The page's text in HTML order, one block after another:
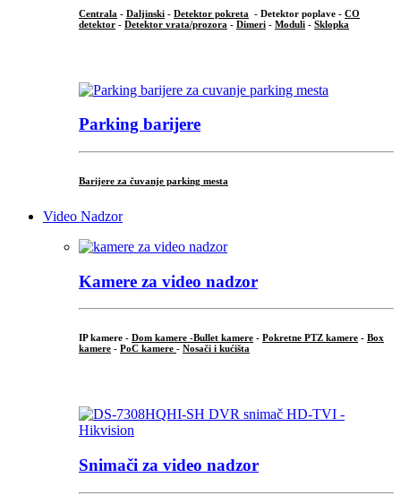
Centrala - Daljinski - Detektor pokreta - Detektor poplave - CO
detektor - Detektor vrata/prozora - Dimeri - Moduli - Sklopka
Parking barijere
Barijere za čuvanje parking mesta
Video Nadzor
Kamere za video nadzor
IP kamere - Dom kamere -Bullet kamere - Pokretne PTZ kamere - Box
kamere - PoC kamere - Nosači i kućišta
Snimači za video nadzor